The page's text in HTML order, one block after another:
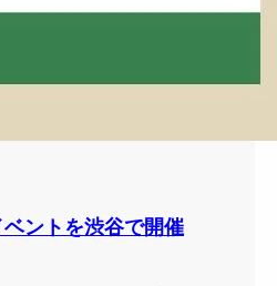
ントを渋谷で開催